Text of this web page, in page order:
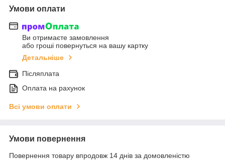
Умови оплати
Ви отримаєте замовлення
або гроші повернуться на вашу картку
Детальніше
Післяплата
Оплата на рахунок
Всі умови оплати
Умови повернення
Повернення товару впродовж 14 днів за домовленістю